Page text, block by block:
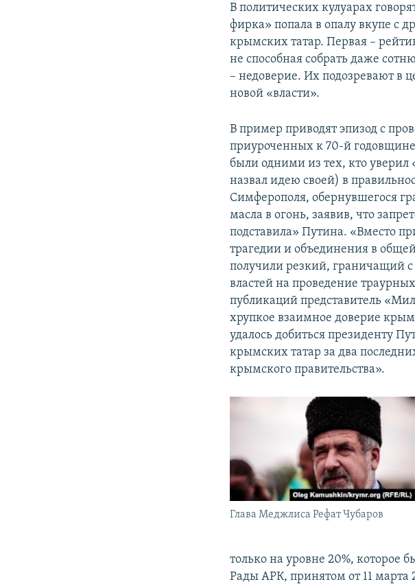
В политических кулуарах
фирка» попала в опалу вкупе с
крымских татар. Первая –
не способная собрать даже
– недоверие. Их подозревают в
новой «власти».
В пример приводят эпизод с
приуроченных к 70-й
были одними из тех, кто уверил
назвал идею своей) в
Симферополя, обернувшегося
масла в огонь, заявив, что
подставила» Путина. «Вместо
трагедии и объединения в
получили резкий, граничащий
властей на проведение
публикаций представитель
хрупкое взаимное доверие
удалось добиться президенту
крымских татар за два
крымского правительства».
Глава Меджлиса Рефат Чубаров
только на уровне 20%, которое
Рады АРК, принятом от 11 марта